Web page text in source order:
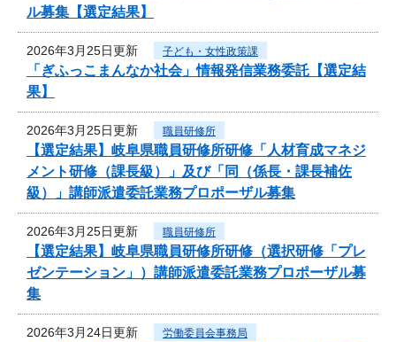
ル募集【選定結果】
2026年3月25日更新 子ども・女性政策課
「ぎふっこまんなか社会」情報発信業務委託【選定結
果】
2026年3月25日更新 職員研修所
【選定結果】岐阜県職員研修所研修「人材育成マネジ
メント研修（課長級）」及び「同（係長・課長補佐
級）」講師派遣委託業務プロポーザル募集
2026年3月25日更新 職員研修所
【選定結果】岐阜県職員研修所研修（選択研修「プレ
ゼンテーション」）講師派遣委託業務プロポーザル募
集
2026年3月24日更新 労働委員会事務局